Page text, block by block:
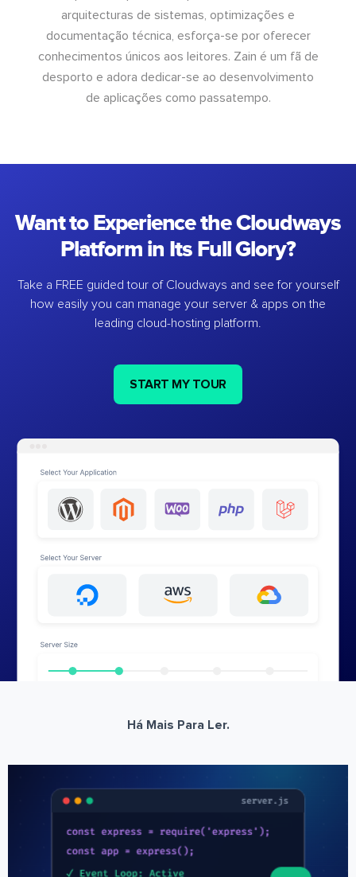
arquitecturas de sistemas, optimizações e
documentação técnica, esforça-se por oferecer
conhecimentos únicos aos leitores. Zain é um fã de
desporto e adora dedicar-se ao desenvolvimento
de aplicações como passatempo.
Want to Experience the Cloudways
Platform in Its Full Glory?
Take a FREE guided tour of Cloudways and see for yourself
how easily you can manage your server & apps on the
leading cloud-hosting platform.
START MY TOUR
Há Mais Para Ler.